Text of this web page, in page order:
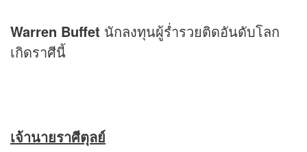
Warren Buffet นักลงทุนผู้ร่ำรวยติดอันดับโลก
เกิดราศีนี้
เจ้านายราศีตุลย์